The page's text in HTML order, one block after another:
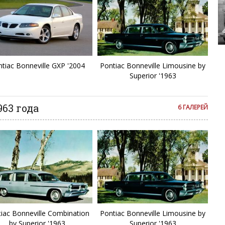
Bonneville GXP '2004
Pontiac Bonneville Limousine by
Superior '1963
6 ГАЛЕРЕЙ
года
Bonneville Combination
by Superior '1963
Pontiac Bonneville Limousine by
Superior '1963